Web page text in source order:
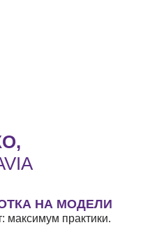
НА МОДЕЛИ
практики.